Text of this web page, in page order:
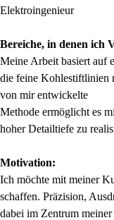
Elektroingenieur
Bereiche, in denen ich
Meine Arbeit basiert auf
die feine Kohlestiftlinien
von mir entwickelte
Methode ermöglicht es
hoher Detailtiefe zu
Motivation:
Ich möchte mit meiner
schaffen. Präzision,
dabei im Zentrum